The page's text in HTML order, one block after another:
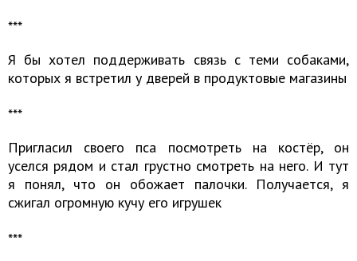
​​​​​​​***
Я бы хотел поддерживать связь с теми собаками,
которых я встретил у дверей в продуктовые магазины
​​​​​​​***
Пригласил своего пса посмотреть на костёр, он
уселся рядом и стал грустно смотреть на него. И тут
я понял, что он обожает палочки. Получается, я
сжигал огромную кучу его игрушек
​​​​​​​***